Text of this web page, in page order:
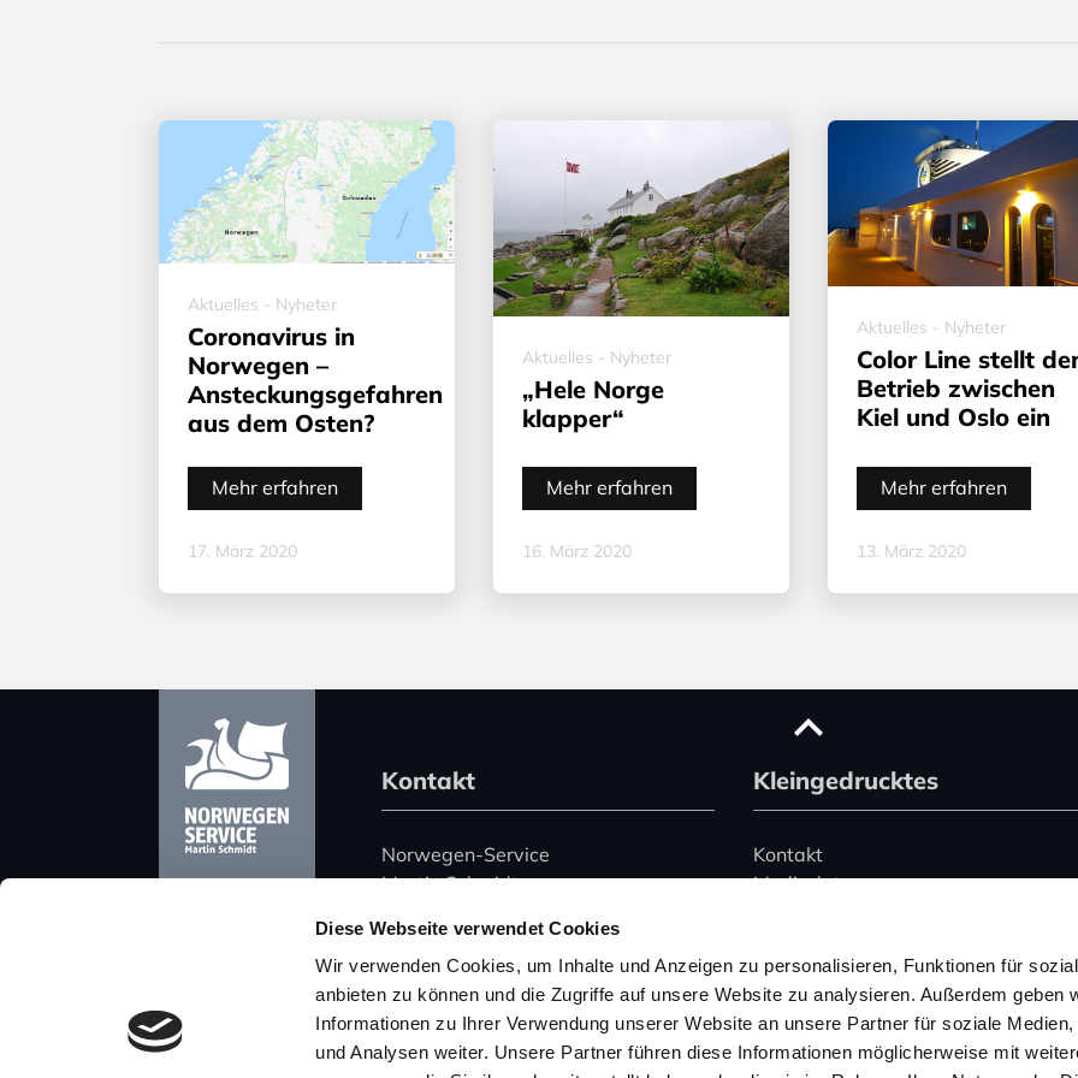
Diese Webseite verwendet Cookies
Wir verwenden Cookies, um Inhalte und Anzeigen zu personalisieren, Funktionen für
anbieten zu können und die Zugriffe auf unsere Website zu analysieren. Außerdem geben
Informationen zu Ihrer Verwendung unserer Website an unsere Partner für soziale Medien,
und Analysen weiter. Unsere Partner führen diese Informationen möglicherweise mit
Aktuelles - Nyheter
Coronavirus in
Norwegen –
Ansteckungsgefahren
aus dem Osten?
Mehr erfahren
17. März 2020
Aktuelles - Nyheter
„Hele Norge
klapper“
Mehr erfahren
16. März 2020
Aktuelles - Nyheter
Color Line stellt
Betrieb zwischen
Kiel und Oslo ein
Mehr erfahren
13. März 2020
Kontakt
Norwegen-Service
Martin Schmidt
Harz 51
06108 Halle (Saale)
Deutschland
Telefon: +49 (0) 345 2495074
Mobil: +49 (0) 157 53004754
Kleingedrucktes
Kontakt
Mediadaten
Datenschutz
Impressum
Hinweise zur Buchung
von Ferienhäusern